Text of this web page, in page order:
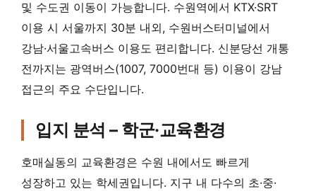
및 수도권 이동이 가능합니다. 수원역에서 KTX·SRT
이용 시 서울까지 30분 내외, 수원버스터미널에서
강남·서울고속버스 이용도 편리합니다. 신분당선 개통
전까지는 광역버스(1007, 7000번대 등) 이용이 강남
접근의 주요 수단입니다.
입지 분석 – 학군·교육환경
호매실동의 교육환경은 수원 내에서도 빠르게
성장하고 있는 학세권입니다. 지구 내 다수의 초·중·